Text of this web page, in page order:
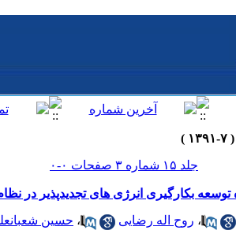
جلد ۱۵ شماره ۳ صفحات ۰-۰
توسعه بکارگیری انرژی های تجدیدپذیر در
، روح اله رضایی ، حسین